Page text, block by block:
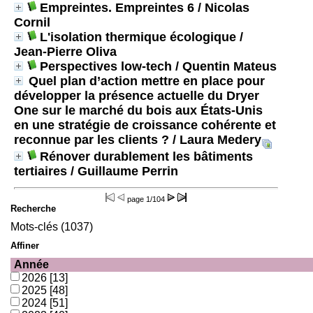
Empreintes. Empreintes 6 / Nicolas
Cornil
L'isolation thermique écologique /
Jean-Pierre Oliva
Perspectives low-tech / Quentin Mateus
Quel plan d’action mettre en place pour
développer la présence actuelle du Dryer
One sur le marché du bois aux États-Unis
en une stratégie de croissance cohérente et
reconnue par les clients ? / Laura Medery
Rénover durablement les bâtiments
tertiaires / Guillaume Perrin
page 1/104
Recherche
Mots-clés (1037)
Affiner
Année
2026 [13]
2025 [48]
2024 [51]